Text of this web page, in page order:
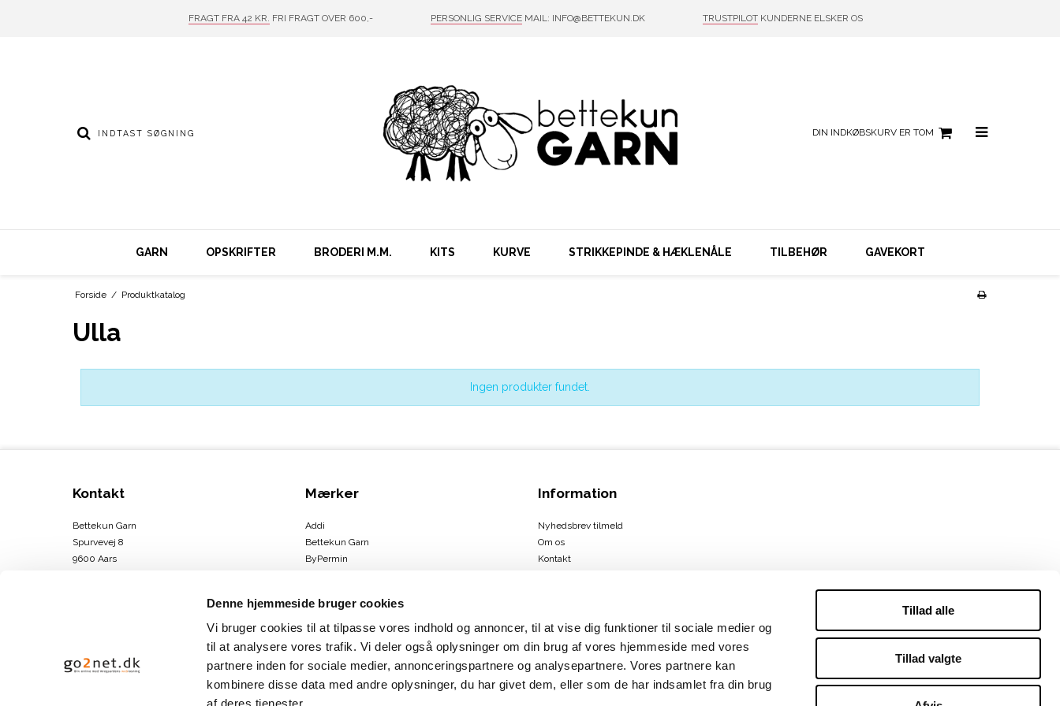
Denne hjemmeside bruger cookies
Vi bruger cookies til at tilpasse vores indhold og annoncer, til at vise dig funktioner til sociale medier og
til at analysere vores trafik. Vi deler også oplysninger om din brug af vores hjemmeside med vores
partnere inden for sociale medier, annonceringspartnere og analysepartnere. Vores partnere kan
kombinere disse data med andre oplysninger, du har givet dem, eller som de har indsamlet fra din brug
Tillad alle
Tillad valgte
FRAGT FRA 42 KR. FRI FRAGT OVER 600,- PERSONLIG SERVICEMAIL: INFO@BETTEKUN.DK TRUSTPILOTKUNDERNE ELSKER OS
DIN INDKØBSKURV ER TOM
GARN OPSKRIFTER BRODERI M.M. KITS KURVE STRIKKEPINDE & HÆKLENÅLE TILBEHØR GAVEKORT
Forside / Produktkatalog
Ulla
Ingen produkter fundet.
Kontakt
Bettekun Garn
Spurvevej 8
9600 Aars
Sitemap
Mærker
Addi
Bettekun Garn
ByPermin
DMC
Drops
DROPS Design
Information
Nyhedsbrev tilmeld
Om os
Kontakt